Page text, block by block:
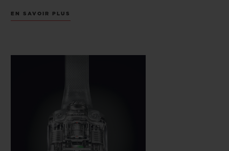
heures et les minutes dans le tiers supérieur
du cadran, surplombé d’un verre loupe
invisible ; la réserve de marche circulaire
dans le tiers central, avec une zone verte et
EN SAVOIR PLUS